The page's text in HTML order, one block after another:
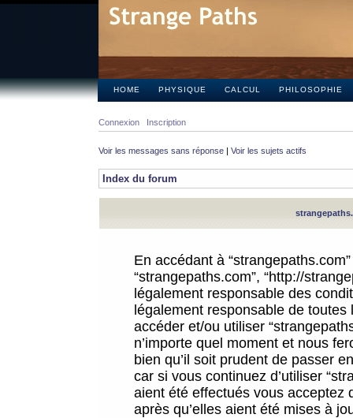
HOME PHYSIQUE CALCUL PHILOSOPHIE
Connexion Inscription
Voir les messages sans réponse | Voir les sujets actifs
Index du forum
En accédant à
“strangepaths.com”, “http://
légalement responsable des
légalement responsable de
accéder et/ou utiliser
n’importe quel moment et nous
bien qu’il soit prudent de passer
car si vous continuez d’utiliser
aient été effectués vous acceptez
après qu’elles aient été mises à